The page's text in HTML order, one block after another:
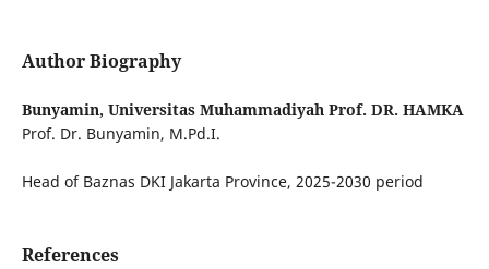
Author Biography
Bunyamin, Universitas Muhammadiyah Prof. DR. HAMKA
Prof. Dr. Bunyamin, M.Pd.I.
Head of Baznas DKI Jakarta Province, 2025-2030 period
References